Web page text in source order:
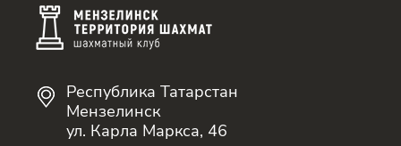
Республика Татарстан
Мензелинск
ул. Карла Маркса, 46